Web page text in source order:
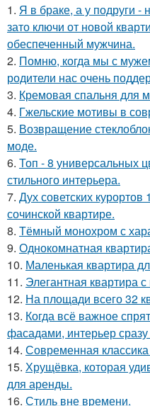
1. Я в браке, а у подруги -
зато ключи от новой
обеспеченный мужчина.
2. Помню, когда мы с
родители нас очень
3. Кремовая спальня для
4. Гжельские мотивы в
5. Возвращение
моде.
6. Топ - 8 универсальных
стильного интерьера.
7. Дух советских
сочинской квартире.
8. Тёмный монохром с
9. Однокомнатная
10. Маленькая квартира
11. Элегантная квартира
12. На площади всего 32
13. Когда всё важное
фасадами, интерьер
14. Современная
15. Хрущёвка, которая
для аренды.
16. Стиль вне времени.